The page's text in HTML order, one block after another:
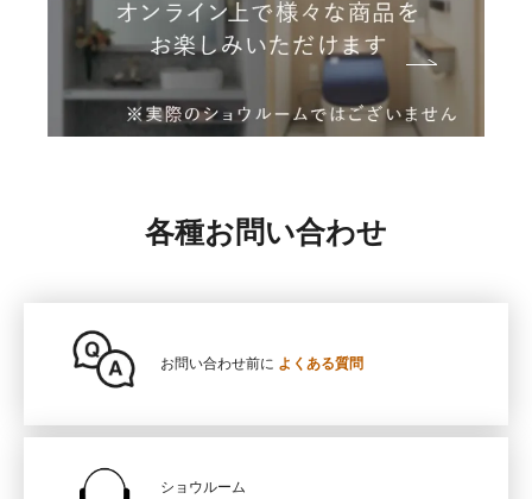
各種お問い合わせ
お問い合わせ前に よくある質問
ショウルーム